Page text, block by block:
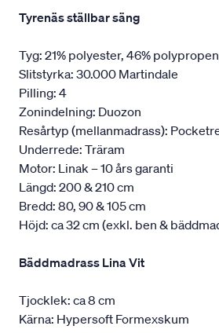
Tyrenäs ställbar säng
Tyg: 21% polyester, 46%
Slitstyrka: 30.000 Martindale
Pilling: 4
Zonindelning: Duozon
Resårtyp (mellanmadrass):
Underrede: Träram
Motor: Linak – 10 års garanti
Längd: 200 & 210 cm
Bredd: 80, 90 & 105 cm
Höjd: ca 32 cm (exkl. ben &
Bäddmadrass Lina Vit
Tjocklek: ca 8 cm
Kärna: Hypersoft Formexskum